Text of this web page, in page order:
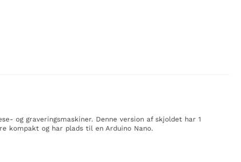
og graveringsmaskiner. Denne version af skjoldet har 1
kompakt og har plads til en Arduino Nano.